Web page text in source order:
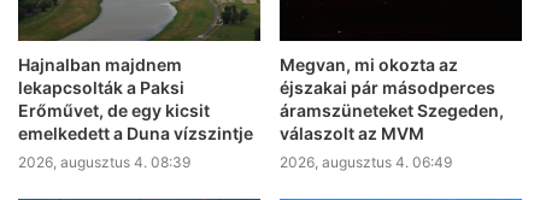
Hajnalban majdnem
lekapcsolták a Paksi
Erőművet, de egy kicsit
emelkedett a Duna vízszintje
2026, augusztus 4. 08:39
Megvan, mi okozta az
éjszakai pár másodperces
áramszüneteket Szegeden,
válaszolt az MVM
2026, augusztus 4. 06:49